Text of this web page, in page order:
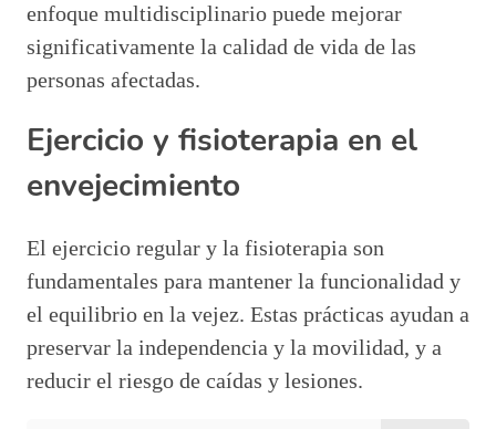
enfoque multidisciplinario puede mejorar
significativamente la calidad de vida de las
personas afectadas.
Ejercicio y fisioterapia en el
envejecimiento
El ejercicio regular y la fisioterapia son
fundamentales para mantener la funcionalidad y
el equilibrio en la vejez. Estas prácticas ayudan a
preservar la independencia y la movilidad, y a
reducir el riesgo de caídas y lesiones.